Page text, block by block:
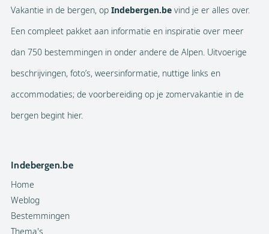
Vakantie in de bergen, op Indebergen.be vind je er alles over.
Een compleet pakket aan informatie en inspiratie over meer
dan 750 bestemmingen in onder andere de Alpen. Uitvoerige
beschrijvingen, foto’s, weersinformatie, nuttige links en
accommodaties; de voorbereiding op je zomervakantie in de
bergen begint hier.
Indebergen.be
Home
Weblog
Bestemmingen
Thema's